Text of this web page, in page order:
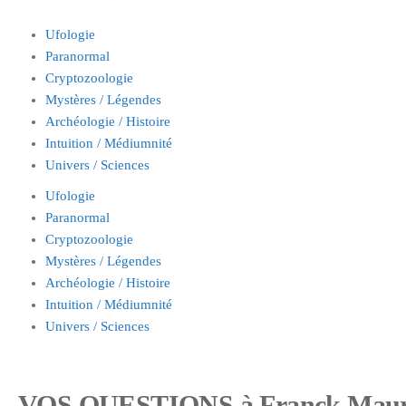
Ufologie
Paranormal
Cryptozoologie
Mystères / Légendes
Archéologie / Histoire
Intuition / Médiumnité
Univers / Sciences
Ufologie
Paranormal
Cryptozoologie
Mystères / Légendes
Archéologie / Histoire
Intuition / Médiumnité
Univers / Sciences